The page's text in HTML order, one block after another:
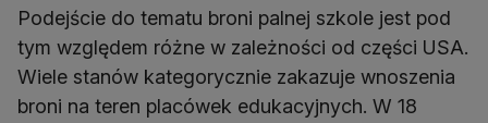
Podejście do tematu broni palnej szkole jest pod
tym względem różne w zależności od części USA.
Wiele stanów kategorycznie zakazuje wnoszenia
broni na teren placówek edukacyjnych. W 18